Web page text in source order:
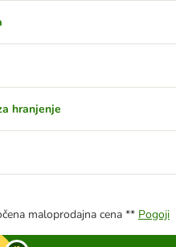
hranjenje
maloprodajna cena ** Pogoji